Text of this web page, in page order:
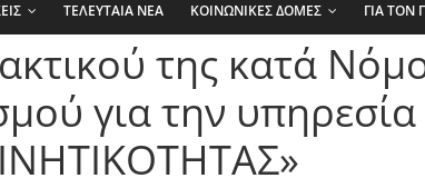
ΤΕΛΕΥΤΑΙΑ ΝΕΑ ΚΟΙΝΩΝΙΚΕΣ ΔΟΜΕΣ ΓΙΑ ΤΟΝ
της κατά
για την υπηρεσία